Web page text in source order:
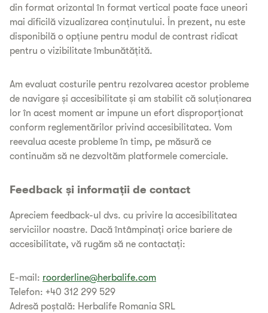
din format orizontal în format vertical poate face uneori
mai dificilă vizualizarea conținutului. În prezent, nu este
disponibilă o opțiune pentru modul de contrast ridicat
pentru o vizibilitate îmbunătățită.
Am evaluat costurile pentru rezolvarea acestor probleme
de navigare și accesibilitate și am stabilit că soluționarea
lor în acest moment ar impune un efort disproporționat
conform reglementărilor privind accesibilitatea. Vom
reevalua aceste probleme în timp, pe măsură ce
continuăm să ne dezvoltăm platformele comerciale.
Feedback și informații de contact
Apreciem feedback-ul dvs. cu privire la accesibilitatea
serviciilor noastre. Dacă întâmpinați orice bariere de
accesibilitate, vă rugăm să ne contactați:
E-mail: roorderline@herbalife.com
Telefon: +40 312 299 529
Adresă poștală: Herbalife Romania SRL